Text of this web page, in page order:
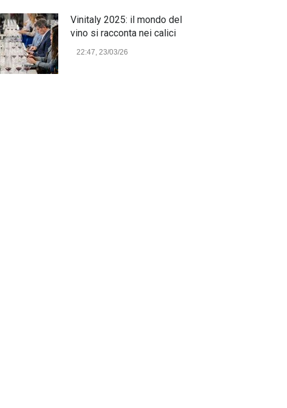
Vinitaly 2025: il mondo del
vino si racconta nei calici
22:47, 23/03/26